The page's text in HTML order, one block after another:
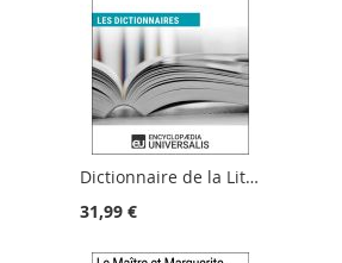
Dictionnaire de la Littérature française du XXe s.
31,99 €